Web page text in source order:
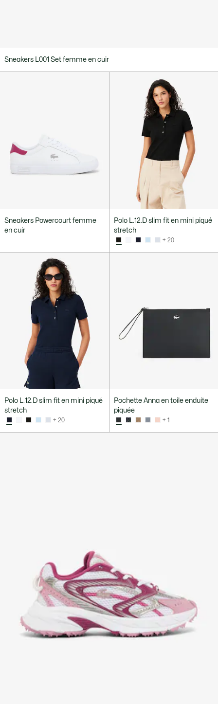
Sneakers L001 Set femme en cuir
Sneakers Powercourt femme
en cuir
Polo L.12.D slim fit en mini piqué
stretch
+ 20
Polo L.12.D slim fit en mini piqué
stretch
+ 20
Pochette Anna en toile enduite
piquée
+ 1